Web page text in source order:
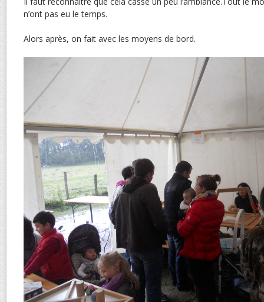
n’ont pas eu le temps.
Alors après, on fait avec les moyens de bord.